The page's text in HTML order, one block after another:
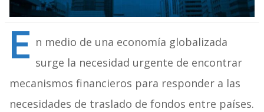
E n medio de una economía globalizada
surge la necesidad urgente de encontrar
mecanismos financieros para responder a las
necesidades de traslado de fondos entre países.